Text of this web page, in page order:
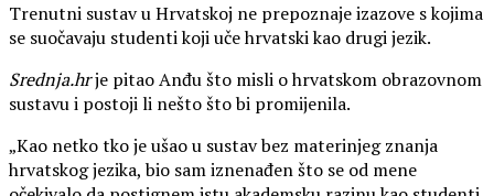
Trenutni sustav u Hrvatskoj ne prepoznaje izazove s kojima
se suočavaju studenti koji uče hrvatski kao drugi jezik.
Srednja.hrje pitao Anđu što misli o hrvatskom obrazovnom
sustavu i postoji li nešto što bi promijenila.
„Kao netko tko je ušao u sustav bez materinjeg znanja
hrvatskog jezika, bio sam iznenađen što se od mene